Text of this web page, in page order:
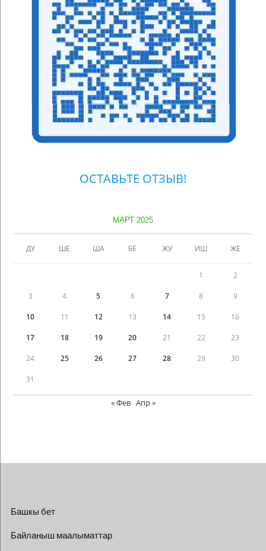
ОСТАВЬТЕ ОТЗЫВ!
МАРТ 2025
ДҮ ШЕ ША БЕ ЖУ ИШ ЖЕ
1 2
3 4 5 6 7 8 9
10 11 12 13 14 15 16
17 18 19 20 21 22 23
24 25 26 27 28 29 30
31
« Фев Апр »
Башкы бет
Байланыш маалыматтар